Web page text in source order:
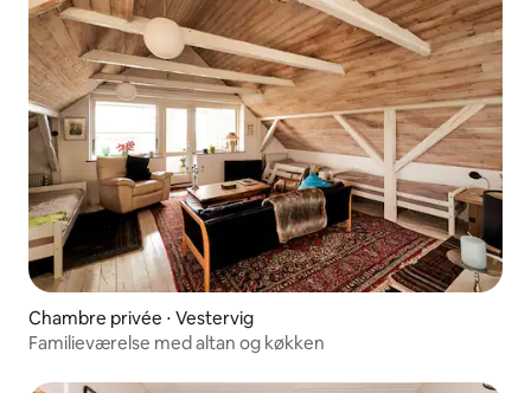
Chambre privée ⋅ Vestervig
Familieværelse med altan og køkken